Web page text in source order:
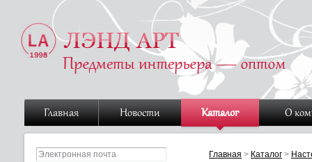
Главная Новости Каталог О
Главная > Каталог >